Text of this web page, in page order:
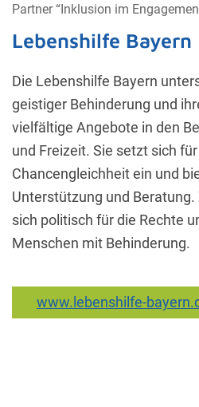
Partner “Inklusion im
Lebenshilfe Bayern
Die Lebenshilfe Bayern
geistiger Behinderung und
vielfältige Angebote in den
und Freizeit. Sie setzt sich
Chancengleichheit ein und
Unterstützung und
sich politisch für die Rechte
Menschen mit Behinderung.
www.lebenshilfe-